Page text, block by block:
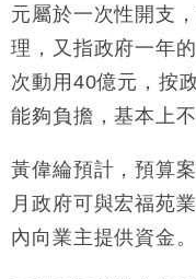
16:05
財經｜日經失
元屬於一次性開支
理，又指政府一年
次動用40億元，按
能夠負擔，基本上
黃偉綸預計，預算
月政府可與宏福苑
內向業主提供資金。